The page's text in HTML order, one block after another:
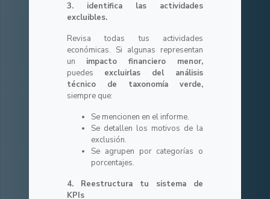
3. identifica las actividades
excluibles.
Revisa todas tus actividades
económicas. Si algunas representan
un impacto financiero menor,
puedes excluirlas del análisis
técnico de taxonomía verde,
siempre que:
Se mencionen en el informe.
Se detallen los motivos de la
exclusión.
Se agrupen por categorías o
porcentajes.
4. Reestructura tu sistema de
KPIs